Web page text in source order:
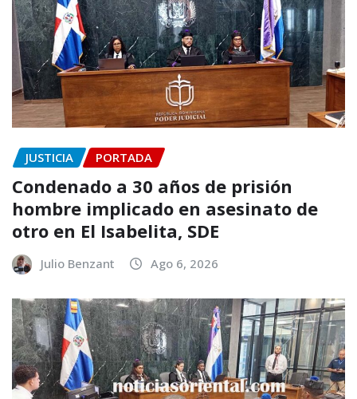
JUSTICIA PORTADA
Condenado a 30 años de prisión
hombre implicado en asesinato de
otro en El Isabelita, SDE
Julio Benzant Ago 6, 2026